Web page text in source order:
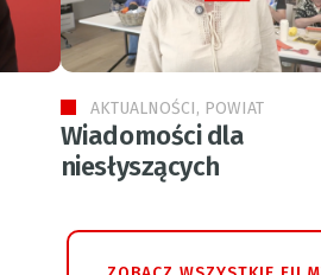
AKTUALNOŚCI, POWIAT
Wiadomości dla
niesłyszących